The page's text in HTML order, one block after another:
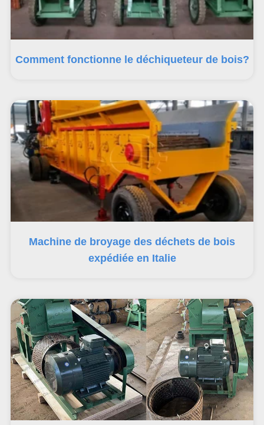
Comment fonctionne le déchiqueteur de bois?
Machine de broyage des déchets de bois
expédiée en Italie